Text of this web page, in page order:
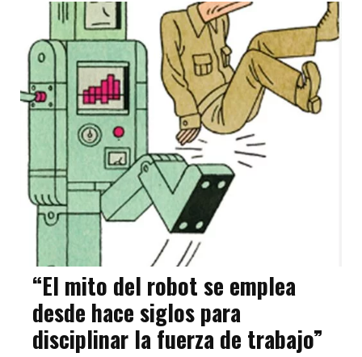
“El mito del robot se emplea
desde hace siglos para
disciplinar la fuerza de trabajo”